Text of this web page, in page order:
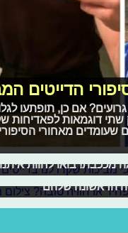
הדייטים
אם כן, תופתעו
דוגמאות לפאדיחות
שעומדים מאחורי
הכי
את החובה לחקור את
בואו לחוות
מפחיד או
לנהל מערכת
לא? יש שיגידו אחרת -
הראשונה שלהם